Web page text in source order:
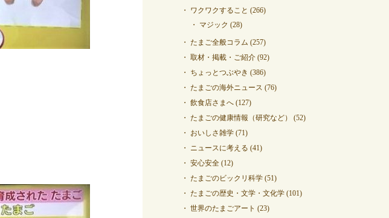
ワクワクすること (266)
マジック (28)
たまご全般コラム (257)
取材・掲載・ご紹介 (92)
ちょっとつぶやき (386)
たまごの海外ニュース (76)
飲食店さまへ (127)
たまごの健康情報（研究など）
(52)
おいしさ雑学 (71)
ニュースに考える (41)
安心安全 (12)
たまごのビックリ科学 (51)
たまごの歴史・文学・文化学 (101)
世界のたまごアート (23)